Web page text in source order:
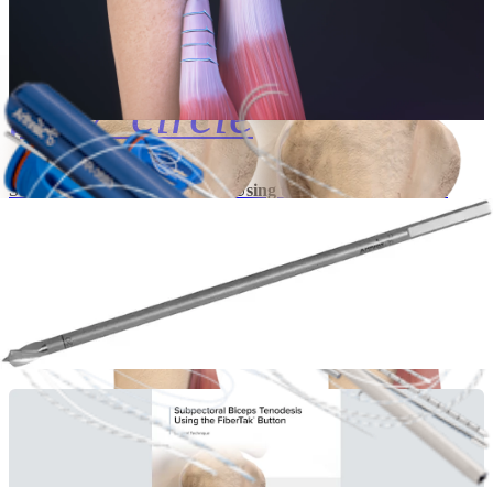
play_circle
Subpectoral Biceps Tenodesis Using the FiberTak® Button
01:43 | English | 01/04/2021 | AN1-000219-en-US C
Ver Más Animaciones de técnicas quirúrgicas
Guías de técnicas quirúrgicas (2)